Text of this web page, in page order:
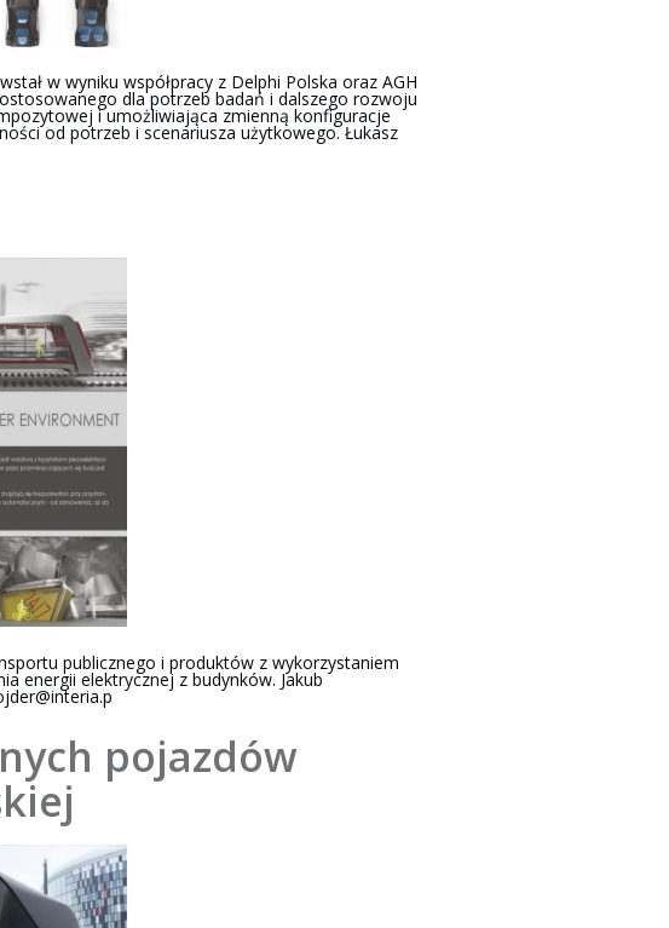
w wyniku współpracy z Delphi Polska oraz AGH
dla potrzeb badań i dalszego rozwoju
i umożliwiająca zmienną konfiguracje
od potrzeb i scenariusza użytkowego. Łukasz
publicznego i produktów z wykorzystaniem
energii elektrycznej z budynków. Jakub
pojazdów